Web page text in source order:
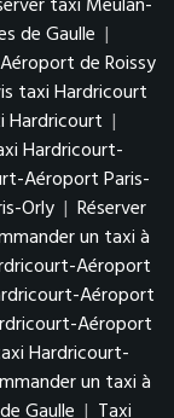
de Gaulle |
de Roissy
taxi Hardricourt
Hardricourt |
Hardricourt-
Aéroport Paris-
Orly | Réserver
un taxi à
Aéroport
Aéroport
Aéroport
Hardricourt-
un taxi à